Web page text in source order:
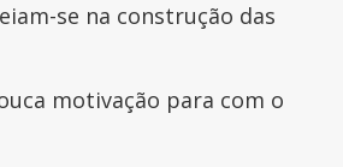
se na construção das
motivação para com o